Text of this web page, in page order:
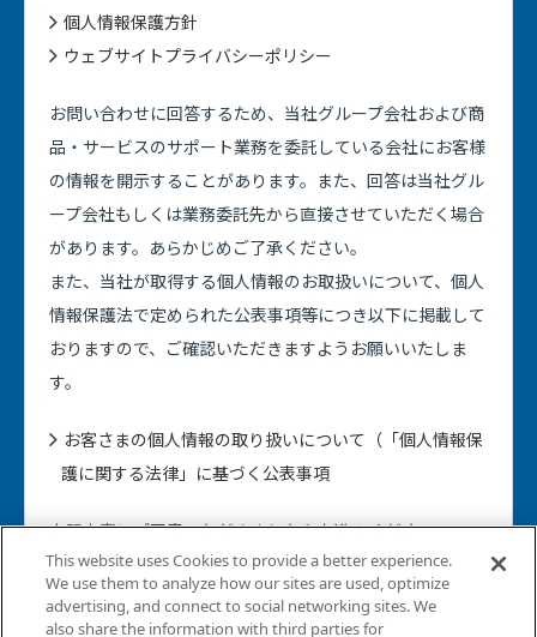
個人情報保護方針
ウェブサイトプライバシーポリシー
お問い合わせに回答するため、当社グループ会社および商
品・サービスのサポート業務を委託している会社にお客様
の情報を開示することがあります。また、回答は当社グル
ープ会社もしくは業務委託先から直接させていただく場合
があります。あらかじめご了承ください。
また、当社が取得する個人情報のお取扱いについて、個人
情報保護法で定められた公表事項等につき以下に掲載して
おりますので、ご確認いただきますようお願いいたしま
す。
お客さまの個人情報の取り扱いについて（「個人情報保
護に関する法律」に基づく公表事項
上記内容にご同意いただきましたらお進みください。
This website uses Cookies to provide a better experience.
We use them to analyze how our sites are used, optimize
advertising, and connect to social networking sites. We
also share the information with third parties for